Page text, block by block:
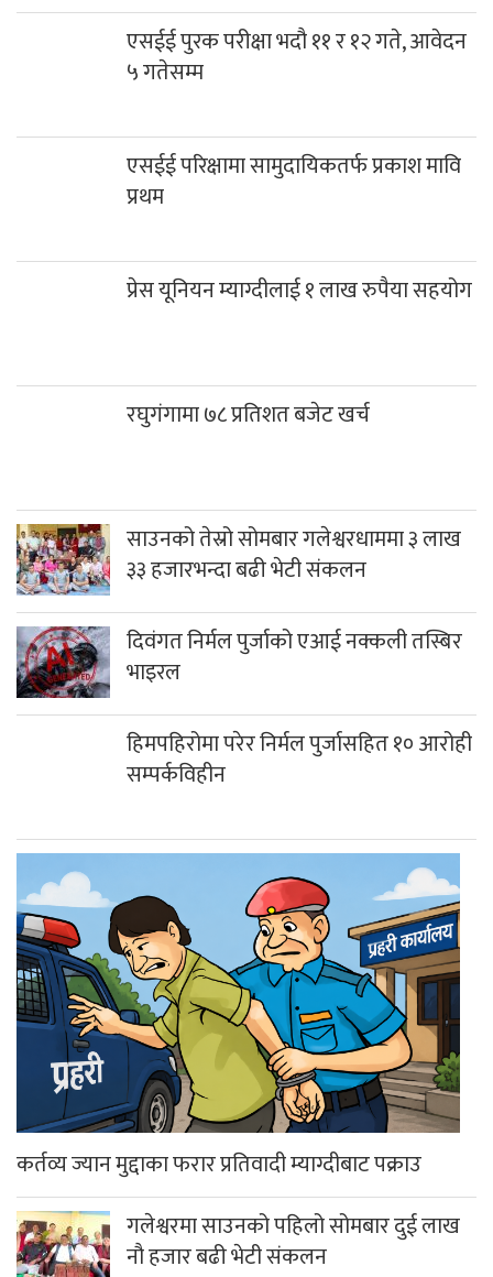
एसईई पुरक परीक्षा भदौ ११ र १२ गते, आवेदन
५ गतेसम्म
एसईई परिक्षामा सामुदायिकतर्फ प्रकाश मावि
प्रथम
प्रेस यूनियन म्याग्दीलाई १ लाख रुपैया सहयोग
रघुगंगामा ७८ प्रतिशत बजेट खर्च
साउनको तेस्रो सोमबार गलेश्वरधाममा ३ लाख
३३ हजारभन्दा बढी भेटी संकलन
दिवंगत निर्मल पुर्जाको एआई नक्कली तस्बिर
भाइरल
हिमपहिरोमा परेर निर्मल पुर्जासहित १० आरोही
सम्पर्कविहीन
कर्तव्य ज्यान मुद्दाका फरार प्रतिवादी म्याग्दीबाट पक्राउ
गलेश्वरमा साउनको पहिलो सोमबार दुई लाख
नौ हजार बढी भेटी संकलन